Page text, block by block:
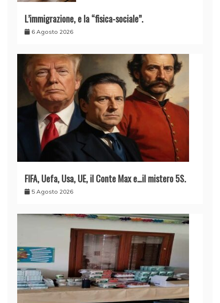
L’immigrazione, e la “fisica-sociale”.
6 Agosto 2026
FIFA, Uefa, Usa, UE, il Conte Max e…il mistero 5S.
5 Agosto 2026